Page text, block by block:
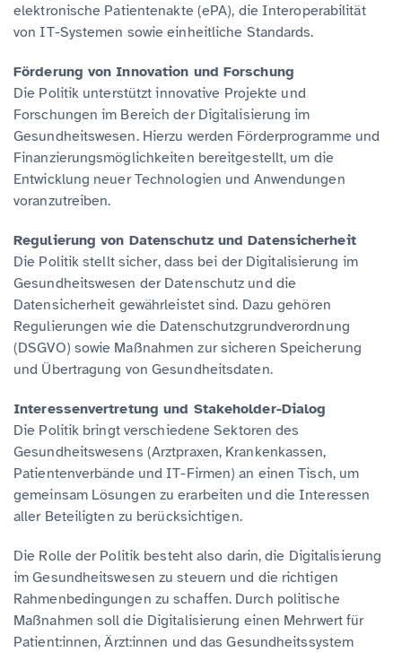
elektronische Patientenakte (ePA), die Interoperabilität
von IT-Systemen sowie einheitliche Standards.
Förderung von Innovation und Forschung
Die Politik unterstützt innovative Projekte und
Forschungen im Bereich der Digitalisierung im
Gesundheitswesen. Hierzu werden Förderprogramme und
Finanzierungsmöglichkeiten bereitgestellt, um die
Entwicklung neuer Technologien und Anwendungen
voranzutreiben.
Regulierung von Datenschutz und Datensicherheit
Die Politik stellt sicher, dass bei der Digitalisierung im
Gesundheitswesen der Datenschutz und die
Datensicherheit gewährleistet sind. Dazu gehören
Regulierungen wie die Datenschutzgrundverordnung
(DSGVO) sowie Maßnahmen zur sicheren Speicherung
und Übertragung von Gesundheitsdaten.
Interessenvertretung und Stakeholder-Dialog
Die Politik bringt verschiedene Sektoren des
Gesundheitswesens (Arztpraxen, Krankenkassen,
Patientenverbände und IT-Firmen) an einen Tisch, um
gemeinsam Lösungen zu erarbeiten und die Interessen
aller Beteiligten zu berücksichtigen.
Die Rolle der Politik besteht also darin, die Digitalisierung
im Gesundheitswesen zu steuern und die richtigen
Rahmenbedingungen zu schaffen. Durch politische
Maßnahmen soll die Digitalisierung einen Mehrwert für
Patient:innen, Ärzt:innen und das Gesundheitssystem